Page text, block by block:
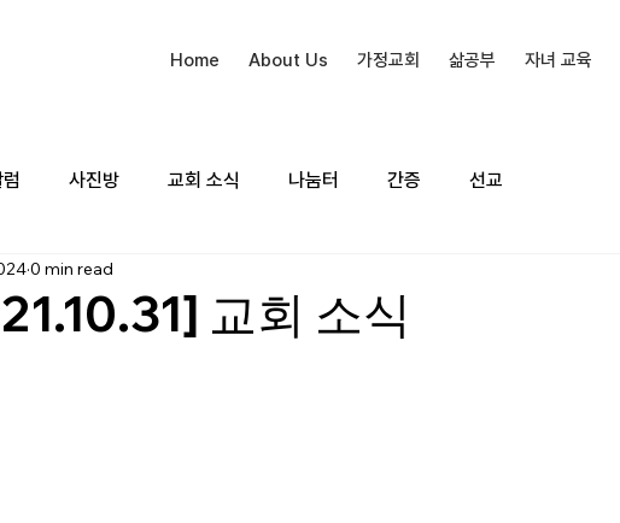
Home About Us 가정교회 삶공부 자녀 교육
사진방 교회 소식 나눔터 간증 선교
교회 소식
0 min read